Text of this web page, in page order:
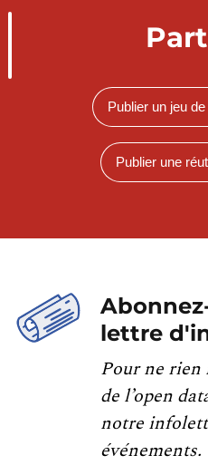
Publier un jeu
Publier une
lettre
Pour ne rien
de l’open
notre
événements.